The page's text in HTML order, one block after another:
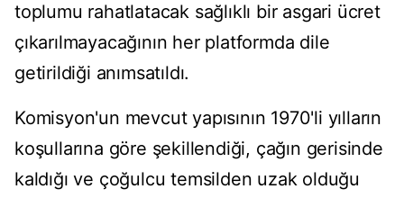
toplumu rahatlatacak sağlıklı bir asgari ücret
çıkarılmayacağının her platformda dile
getirildiği anımsatıldı.
Komisyon'un mevcut yapısının 1970'li yılların
koşullarına göre şekillendiği, çağın gerisinde
kaldığı ve çoğulcu temsilden uzak olduğu